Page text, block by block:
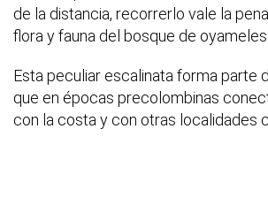
de la distancia, recorrerlo vale la
flora y fauna del bosque de oyameles
Esta peculiar escalinata forma parte
que en épocas precolombinas
con la costa y con otras localidades